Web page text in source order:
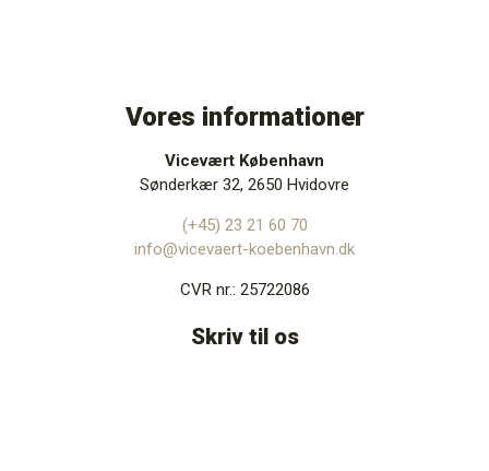
Vores informationer
Vicevært København
Sønderkær 32, 2650 Hvidovre
(+45) 23 21 60 70
info@vicevaert-koebenhavn.dk
CVR nr.: 25722086
Skriv til os